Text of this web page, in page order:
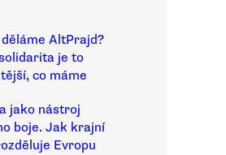
AltPrajd?
je to
co máme
jako nástroj
boje. Jak krajní
Evropu